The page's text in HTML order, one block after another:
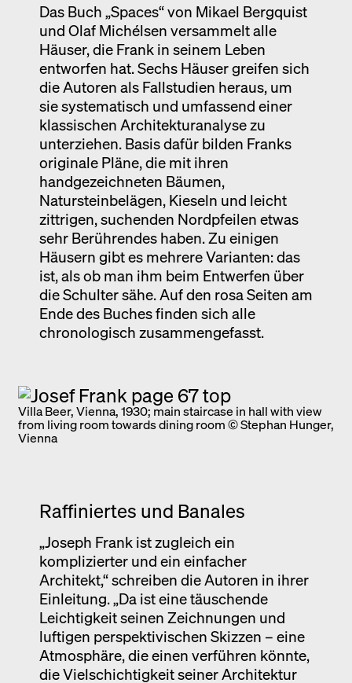
Das Buch „Spaces“ von Mikael Bergquist
und Olaf Michélsen versammelt alle
Häuser, die Frank in seinem Leben
entworfen hat. Sechs Häuser greifen sich
die Autoren als Fallstudien heraus, um
sie systematisch und umfassend einer
klassischen Architekturanalyse zu
unterziehen. Basis dafür bilden Franks
originale Pläne, die mit ihren
handgezeichneten Bäumen,
Natursteinbelägen, Kieseln und leicht
zittrigen, suchenden Nordpfeilen etwas
sehr Berührendes haben. Zu einigen
Häusern gibt es mehrere Varianten: das
ist, als ob man ihm beim Entwerfen über
die Schulter sähe. Auf den rosa Seiten am
Ende des Buches finden sich alle
chronologisch zusammengefasst.
Villa Beer, Vienna, 1930; main staircase in hall with view
from living room towards dining room © Stephan Hunger,
Vienna
Raffiniertes und Banales
„Joseph Frank ist zugleich ein
komplizierter und ein einfacher
Architekt,“ schreiben die Autoren in ihrer
Einleitung. „Da ist eine täuschende
Leichtigkeit seinen Zeichnungen und
luftigen perspektivischen Skizzen – eine
Atmosphäre, die einen verführen könnte,
die Vielschichtigkeit seiner Architektur